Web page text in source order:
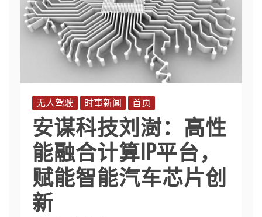
无人驾驶 时事新闻 首页
安谋科技刘澍：高性
能融合计算IP平台，
赋能智能汽车芯片创
新